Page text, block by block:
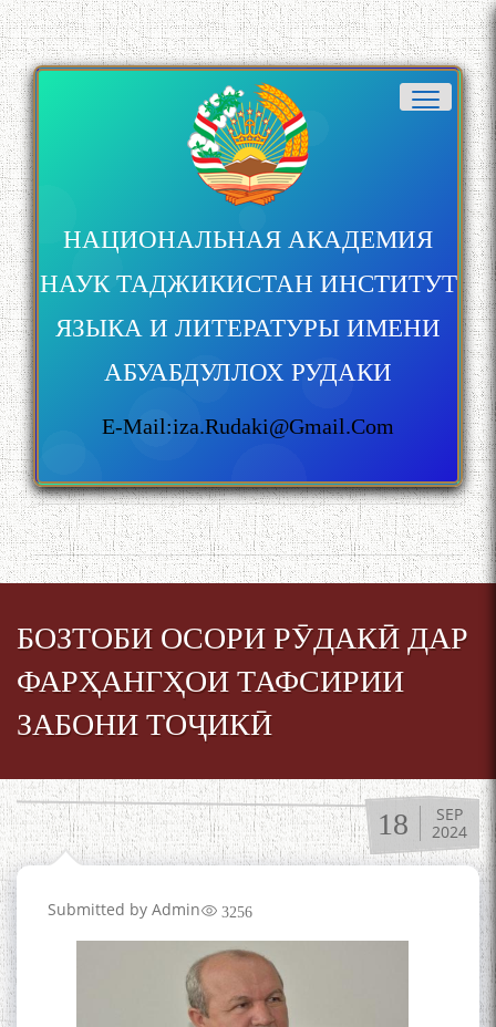
НАЦИОНАЛЬНАЯ АКАДЕМИЯ
НАУК ТАДЖИКИСТАН ИНСТИТУТ
ЯЗЫКА И ЛИТЕРАТУРЫ ИМЕНИ
АБУАБДУЛЛОХ РУДАКИ
E-Mail:iza.rudaki@gmail.com
БОЗТОБИ ОСОРИ РӮДАКӢ ДАР
ФАРҲАНГҲОИ ТАФСИРИИ
ЗАБОНИ ТОҶИКӢ
18
SEP
2024
Submitted by Admin 3256